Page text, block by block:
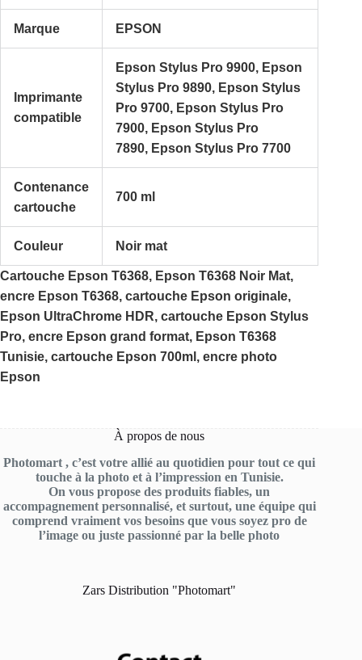
Marque EPSON
Imprimante
compatible
Epson Stylus Pro 9900, Epson
Stylus Pro 9890, Epson Stylus
Pro 9700, Epson Stylus Pro
7900, Epson Stylus Pro
7890, Epson Stylus Pro 7700
Contenance
cartouche
700 ml
Couleur Noir mat
Cartouche Epson T6368, Epson T6368 Noir Mat,
encre Epson T6368, cartouche Epson originale,
Epson UltraChrome HDR, cartouche Epson Stylus
Pro, encre Epson grand format, Epson T6368
Tunisie, cartouche Epson 700ml, encre photo
Epson
À propos de nous
Photomart , c’est votre allié au quotidien pour tout ce qui
touche à la photo et à l’impression en Tunisie.
On vous propose des produits fiables, un
accompagnement personnalisé, et surtout, une équipe qui
comprend vraiment vos besoins que vous soyez pro de
l’image ou juste passionné par la belle photo
Zars Distribution "Photomart"